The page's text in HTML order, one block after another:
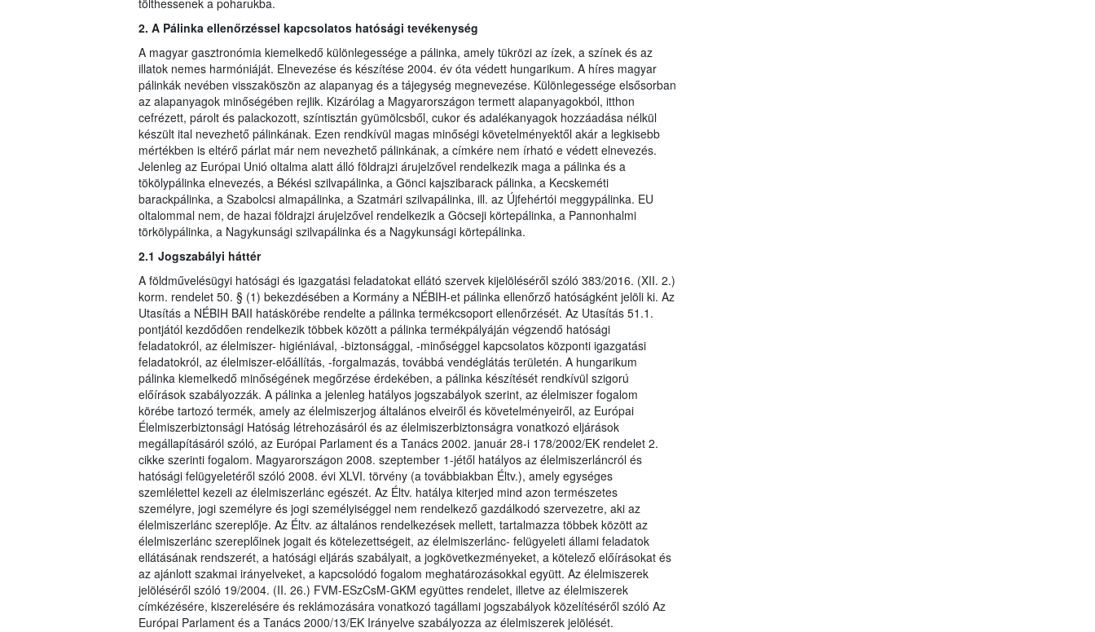
tölthessenek a poharukba.
2. A Pálinka ellenőrzéssel kapcsolatos hatósági tevékenység
A magyar gasztronómia kiemelkedő különlegessége a pálinka, amely tükrözi az ízek, a színek és az
illatok nemes harmóniáját. Elnevezése és készítése 2004. év óta védett hungarikum. A híres magyar
pálinkák nevében visszaköszön az alapanyag és a tájegység megnevezése. Különlegessége elsősorban
az alapanyagok minőségében rejlik. Kizárólag a Magyarországon termett alapanyagokból, itthon
cefrézett, párolt és palackozott, színtisztán gyümölcsből, cukor és adalékanyagok hozzáadása nélkül
készült ital nevezhető pálinkának. Ezen rendkívül magas minőségi követelményektől akár a legkisebb
mértékben is eltérő párlat már nem nevezhető pálinkának, a címkére nem írható e védett elnevezés.
Jelenleg az Európai Unió oltalma alatt álló földrajzi árujelzővel rendelkezik maga a pálinka és a
tökölypálinka elnevezés, a Békési szilvapálinka, a Gönci kajszibarack pálinka, a Kecskeméti
barackpálinka, a Szabolcsi almapálinka, a Szatmári szilvapálinka, ill. az Újfehértói meggypálinka. EU
oltalommal nem, de hazai földrajzi árujelzővel rendelkezik a Göcseji körtepálinka, a Pannonhalmi
törkölypálinka, a Nagykunsági szilvapálinka és a Nagykunsági körtepálinka.
2.1 Jogszabályi háttér
A földművelésügyi hatósági és igazgatási feladatokat ellátó szervek kijelöléséről szóló 383/2016. (XII. 2.)
korm. rendelet 50. § (1) bekezdésében a Kormány a NÉBIH-et pálinka ellenőrző hatóságként jelöli ki. Az
Utasítás a NÉBIH BAII hatáskörébe rendelte a pálinka termékcsoport ellenőrzését. Az Utasítás 51.1.
pontjától kezdődően rendelkezik többek között a pálinka termékpályáján végzendő hatósági
feladatokról, az élelmiszer- higiéniával, -biztonsággal, -minőséggel kapcsolatos központi igazgatási
feladatokról, az élelmiszer-előállítás, -forgalmazás, továbbá vendéglátás területén. A hungarikum
pálinka kiemelkedő minőségének megőrzése érdekében, a pálinka készítését rendkívül szigorú
előírások szabályozzák. A pálinka a jelenleg hatályos jogszabályok szerint, az élelmiszer fogalom
körébe tartozó termék, amely az élelmiszerjog általános elveiről és követelményeiről, az Európai
Élelmiszerbiztonsági Hatóság létrehozásáról és az élelmiszerbiztonságra vonatkozó eljárások
megállapításáról szóló, az Európai Parlament és a Tanács 2002. január 28-i 178/2002/EK rendelet 2.
cikke szerinti fogalom. Magyarországon 2008. szeptember 1-jétől hatályos az élelmiszerláncról és
hatósági felügyeletéről szóló 2008. évi XLVI. törvény (a továbbiakban Éltv.), amely egységes
szemlélettel kezeli az élelmiszerlánc egészét. Az Éltv. hatálya kiterjed mind azon természetes
személyre, jogi személyre és jogi személyiséggel nem rendelkező gazdálkodó szervezetre, aki az
élelmiszerlánc szereplője. Az Éltv. az általános rendelkezések mellett, tartalmazza többek között az
élelmiszerlánc szereplőinek jogait és kötelezettségeit, az élelmiszerlánc- felügyeleti állami feladatok
ellátásának rendszerét, a hatósági eljárás szabályait, a jogkövetkezményeket, a kötelező előírásokat és
az ajánlott szakmai irányelveket, a kapcsolódó fogalom meghatározásokkal együtt. Az élelmiszerek
jelöléséről szóló 19/2004. (II. 26.) FVM-ESzCsM-GKM együttes rendelet, illetve az élelmiszerek
címkézésére, kiszerelésére és reklámozására vonatkozó tagállami jogszabályok közelítéséről szóló Az
Európai Parlament és a Tanács 2000/13/EK Irányelve szabályozza az élelmiszerek jelölését.